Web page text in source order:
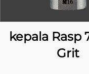
kepala Rasp
Grit